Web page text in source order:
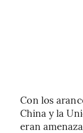
Con los
China y la
eran